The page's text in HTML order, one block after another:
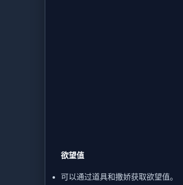
欲望值
可以通过道具和撒娇获取欲望值。